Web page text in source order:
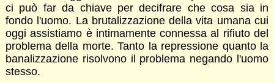
ci può far da chiave per decifrare che cosa sia in
fondo l'uomo. La brutalizzazione della vita umana cui
oggi assistiamo è intimamente connessa al rifiuto del
problema della morte. Tanto la repressione quanto la
banalizzazione risolvono il problema negando l'uomo
stesso.